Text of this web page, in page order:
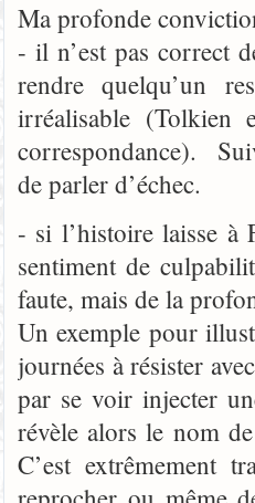
Ma profonde
- il n’est pas correct
rendre quelqu’un
irréalisable
correspondance).
de parler d’échec.
- si l’histoire laisse à
sentiment de
faute, mais de la
Un exemple pour
journées à résister
par se voir injecter
révèle alors le nom
C’est extrêmement